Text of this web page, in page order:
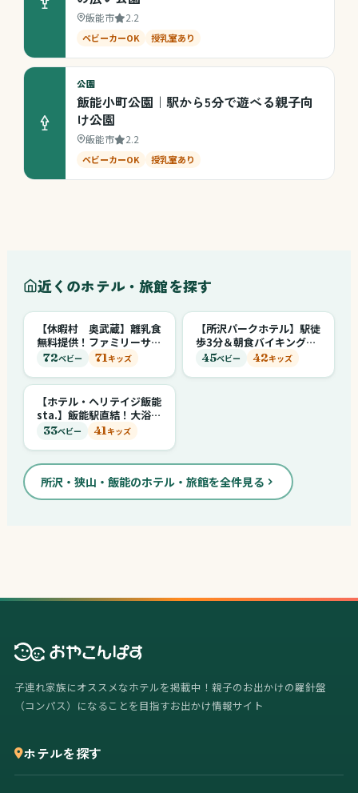
飯能市 2.2
ベビーカーOK 授乳室あり
公園
飯能小町公園｜駅から5分で遊べる親子向
け公園
飯能市 2.2
ベビーカーOK 授乳室あり
近くのホテル・旅館を探す
【休暇村 奥武蔵】離乳食
無料提供！ファミリーサポ
ート充実の公共の宿
72ベビー 71 キッズ
【所沢パークホテル】駅徒
歩3分＆朝食バイキング好
評！ベビーベッド無料貸出
45ベビー 42キッズ
【ホテル・ヘリテイジ飯能
sta.】飯能駅直結！大浴場
＆キッズスペース完備の駅
33ベビー 41 キッズ
所沢・狭山・飯能のホテル・旅館を全件見る
子連れ家族にオススメなホテルを掲載中！親子のお出かけの羅針盤
（コンパス）になることを目指すお出かけ情報サイト
ホテルを探す